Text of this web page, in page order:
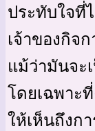
ประทับใจที่
เจ้าของกิจ
แม้ว่ามันจะ
โดยเฉพาะ
ให้เห็นถึงก